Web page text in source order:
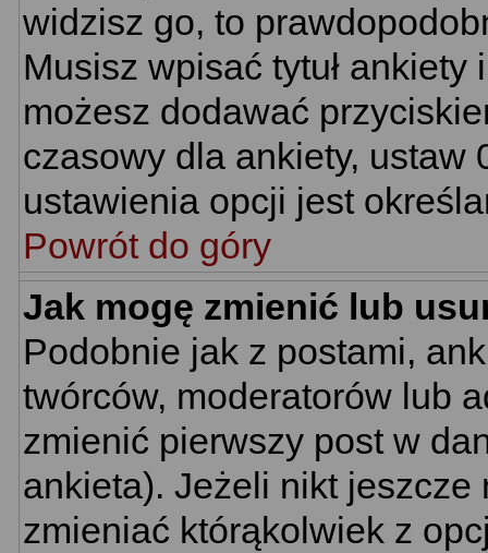
widzisz go, to
Musisz wpisać tytuł
możesz dodawać
czasowy dla ankiety, ustaw
ustawienia opcji jest
Powrót do góry
Jak mogę zmienić lub
Podobnie jak z postami,
twórców, moderatorów lub
zmienić pierwszy post w
ankieta). Jeżeli nikt jeszcze
zmieniać którąkolwiek z